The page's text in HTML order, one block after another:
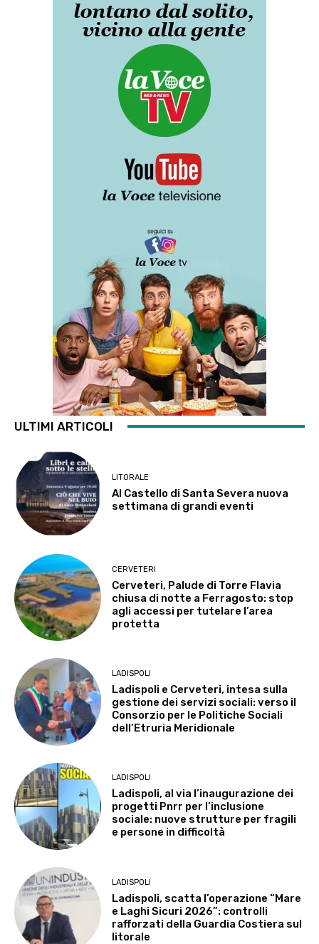
ULTIMI ARTICOLI
LITORALE
Al Castello di Santa Severa nuova
settimana di grandi eventi
CERVETERI
Cerveteri, Palude di Torre Flavia
chiusa di notte a Ferragosto: stop
agli accessi per tutelare l’area
protetta
LADISPOLI
Ladispoli e Cerveteri, intesa sulla
gestione dei servizi sociali: verso il
Consorzio per le Politiche Sociali
dell’Etruria Meridionale
LADISPOLI
Ladispoli, al via l’inaugurazione dei
progetti Pnrr per l’inclusione
sociale: nuove strutture per fragili
e persone in difficoltà
LADISPOLI
Ladispoli, scatta l’operazione “Mare
e Laghi Sicuri 2026”: controlli
rafforzati della Guardia Costiera sul
litorale